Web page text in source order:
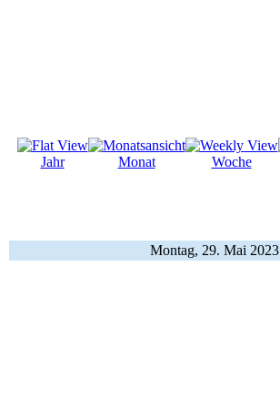
Jahr Monat Woche
Montag, 29. Mai 2023